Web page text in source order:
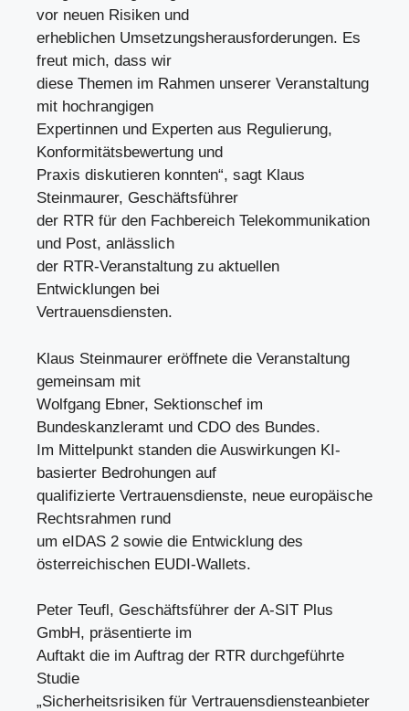
vor neuen Risiken und
erheblichen Umsetzungsherausforderungen. Es
freut mich, dass wir
diese Themen im Rahmen unserer Veranstaltung
mit hochrangigen
Expertinnen und Experten aus Regulierung,
Konformitätsbewertung und
Praxis diskutieren konnten“, sagt Klaus
Steinmaurer, Geschäftsführer
der RTR für den Fachbereich Telekommunikation
und Post, anlässlich
der RTR-Veranstaltung zu aktuellen
Entwicklungen bei
Vertrauensdiensten.
Klaus Steinmaurer eröffnete die Veranstaltung
gemeinsam mit
Wolfgang Ebner, Sektionschef im
Bundeskanzleramt und CDO des Bundes.
Im Mittelpunkt standen die Auswirkungen KI-
basierter Bedrohungen auf
qualifizierte Vertrauensdienste, neue europäische
Rechtsrahmen rund
um eIDAS 2 sowie die Entwicklung des
österreichischen EUDI-Wallets.
Peter Teufl, Geschäftsführer der A-SIT Plus
GmbH, präsentierte im
Auftakt die im Auftrag der RTR durchgeführte
Studie
„Sicherheitsrisiken für Vertrauensdiensteanbieter